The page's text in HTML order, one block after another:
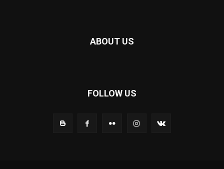
ABOUT US
FOLLOW US